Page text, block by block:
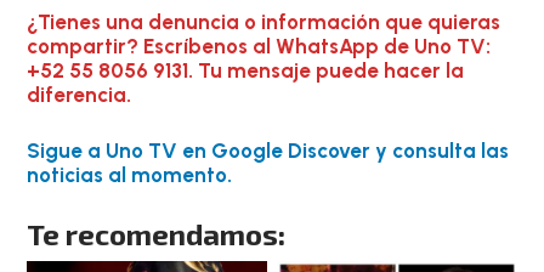
¿Tienes una denuncia o información que quieras
compartir? Escríbenos al WhatsApp de Uno TV:
+52 55 8056 9131. Tu mensaje puede hacer la
diferencia.
Sigue a Uno TV en Google Discover y consulta las
noticias al momento.
Te recomendamos: